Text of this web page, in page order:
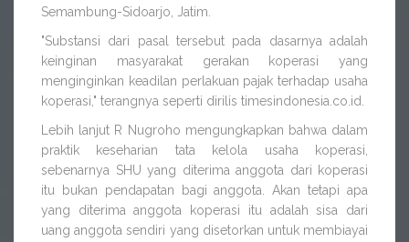
Semambung-Sidoarjo, Jatim.
"Substansi dari pasal tersebut pada dasarnya adalah
keinginan masyarakat gerakan koperasi yang
menginginkan keadilan perlakuan pajak terhadap usaha
koperasi," terangnya seperti dirilis timesindonesia.co.id.
Lebih lanjut R Nugroho mengungkapkan bahwa dalam
praktik keseharian tata kelola usaha koperasi,
sebenarnya SHU yang diterima anggota dari koperasi
itu bukan pendapatan bagi anggota. Akan tetapi apa
yang diterima anggota koperasi itu adalah sisa dari
uang anggota sendiri yang disetorkan untuk membiayai